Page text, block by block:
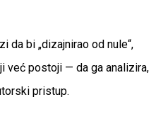
da bi „dizajnirao od nule“,
već postoji — da ga analizira,
pristup.